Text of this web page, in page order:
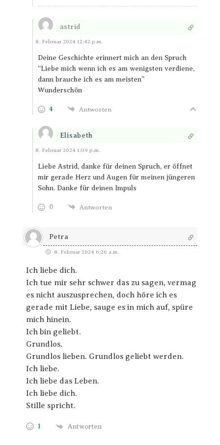
astrid
Antworten
8. Februar 2024 12:42 p.m.
Deine Geschichte erinnert mich an den Spruch
“Liebe mich wenn ich es am wenigsten verdiene,
dann brauche ich es am meisten”
Wunderschön
4 Antworten
Elisabeth
Antworten
8. Februar 2024 1:09 p.m.
Liebe Astrid, danke für deinen Spruch, er öffnet
mir gerade Herz und Augen für meinen jüngeren
Sohn. Danke für deinen Impuls
0 Antworten
Petra
8. Februar 2024 6:26 a.m.
Ich liebe dich.
Ich tue mir sehr schwer das zu sagen, vermag
es nicht auszusprechen, doch höre ich es
gerade mit Liebe, sauge es in mich auf, spüre
mich hinein.
Ich bin geliebt.
Grundlos.
Grundlos lieben. Grundlos geliebt werden.
Ich liebe.
Ich liebe das Leben.
Ich liebe dich.
Stille spricht.
1 Antworten